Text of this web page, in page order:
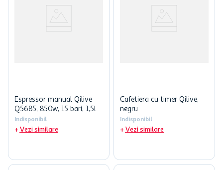
Espressor manual Qilive
Q5685, 850w, 15 bari, 1,5l
Indisponibil
Vezi similare
Cafetiera cu timer Qilive,
negru
Indisponibil
Vezi similare